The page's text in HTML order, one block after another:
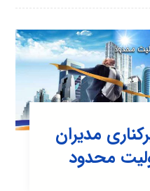
مدیران
محدود